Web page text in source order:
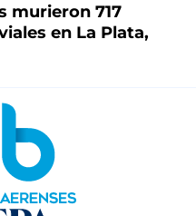
murieron 717
en La Plata,